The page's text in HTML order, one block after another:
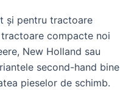
și pentru tractoare
compacte noi
New Holland sau
second-hand bine
pieselor de schimb.